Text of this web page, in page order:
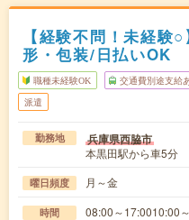
【経験不問！未経験
形・包装/日払いOK
職種未経験OK 交通費別途支給
派遣
勤務地 兵庫県西脇市
本黒田駅から車5分
曜日頻度 月～金
時間 08:00～17:0010:00